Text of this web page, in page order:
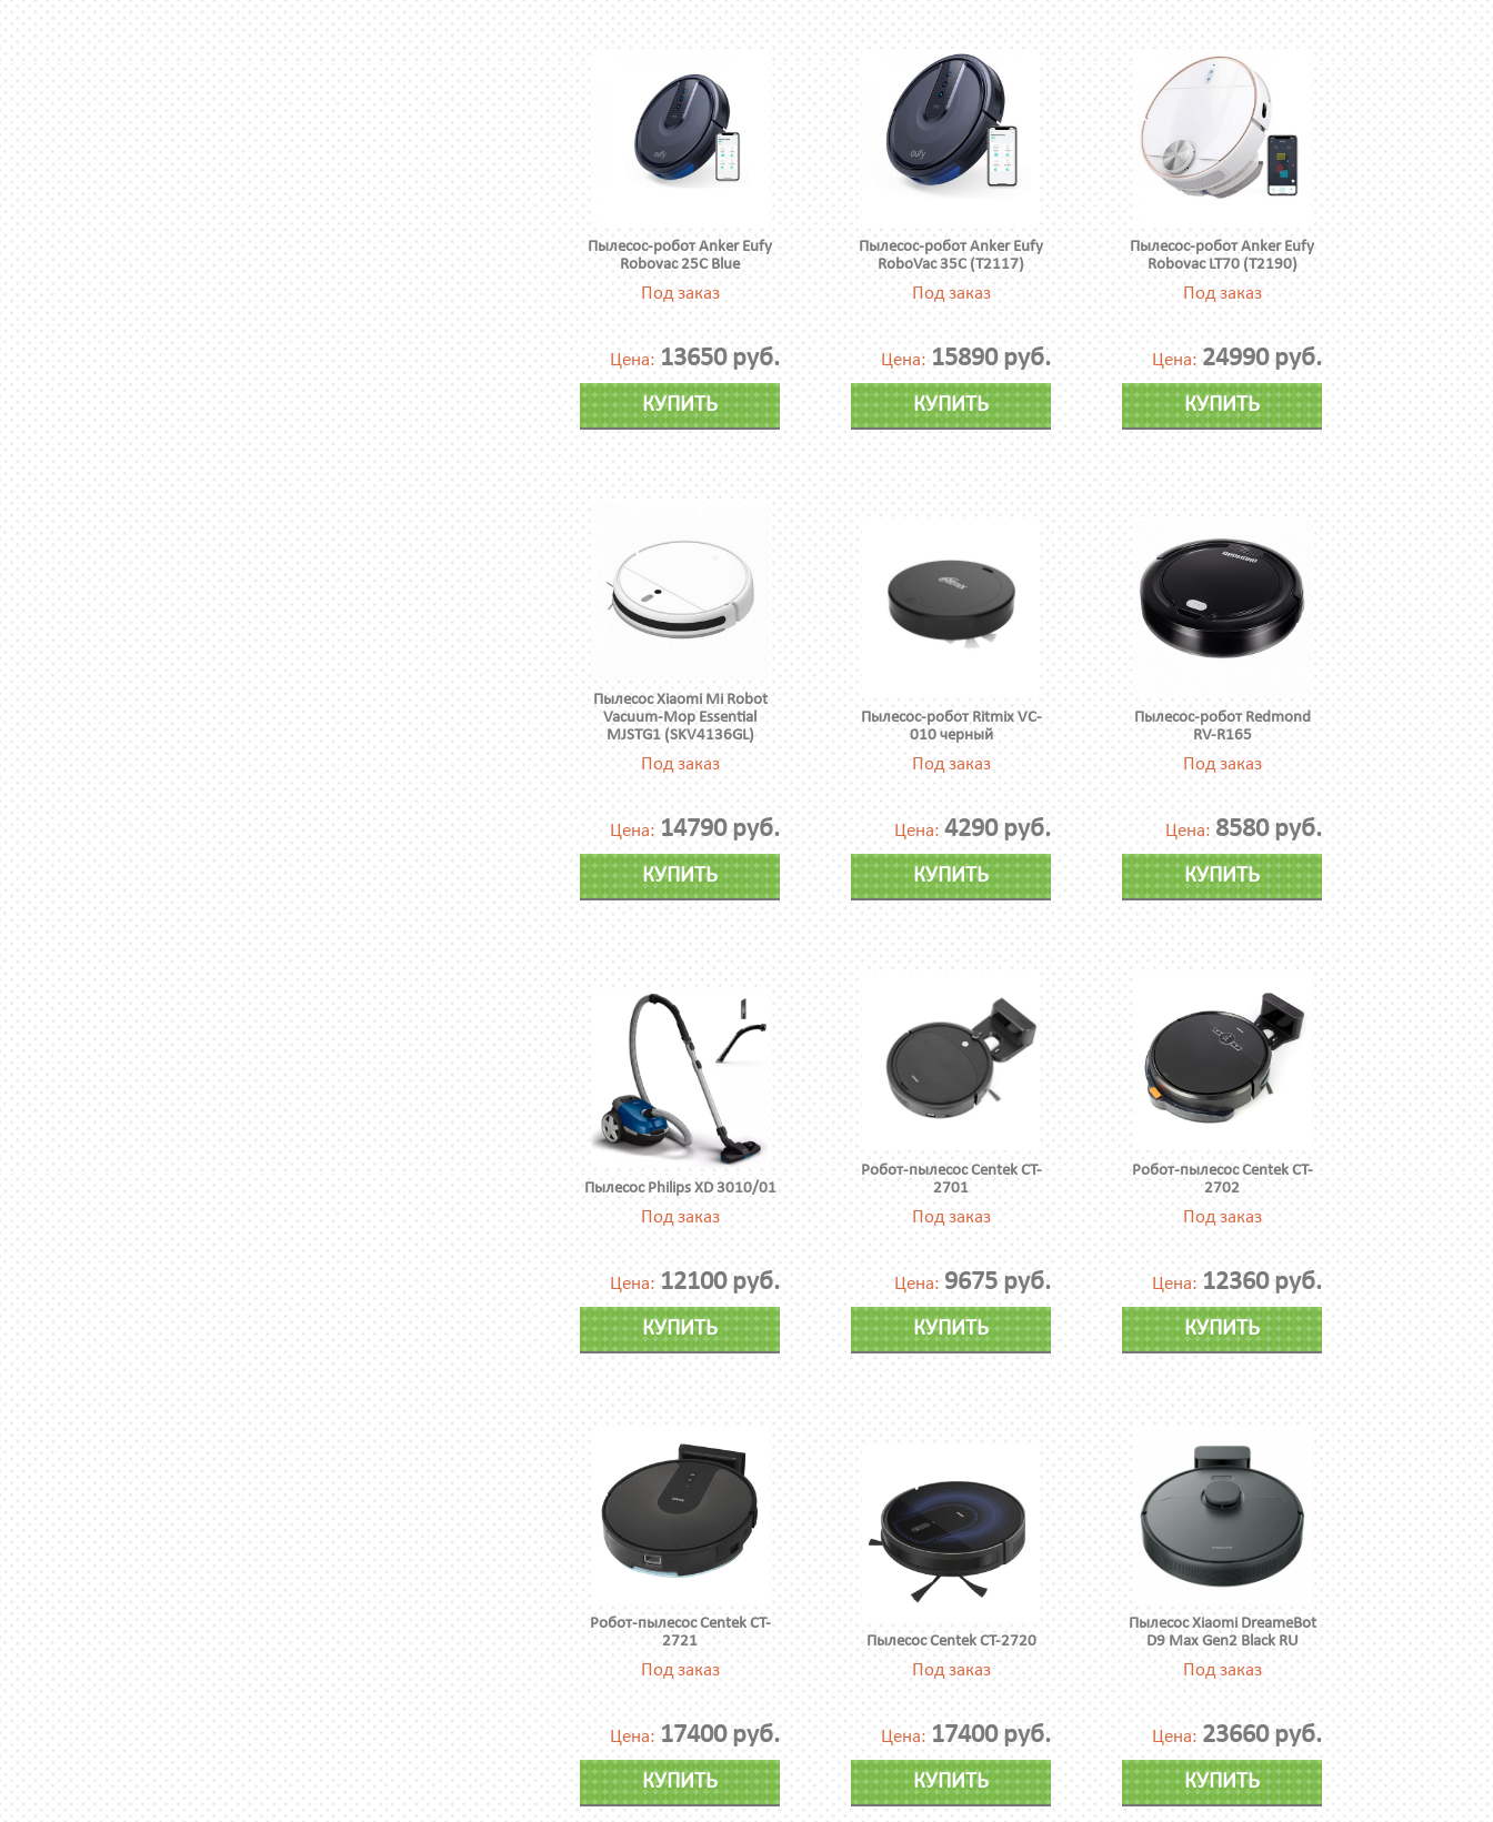
Пылесос-робот Anker Eufy
Robovac 25C Blue
Под заказ
Цена: 13650 руб.
КУПИТЬ
Пылесос-робот Anker Eufy
RoboVac 35C (T2117)
Под заказ
Цена: 15890 руб.
КУПИТЬ
Пылесос-робот Anker Eufy
Robovac LT70 (T2190)
Под заказ
Цена: 24990 руб.
КУПИТЬ
Пылесос Xiaomi Mi Robot
Vacuum-Mop Essential
MJSTG1 (SKV4136GL)
Под заказ
Цена: 14790 руб.
КУПИТЬ
Пылесос-робот Ritmix VC-
010 черный
Под заказ
Цена: 4290 руб.
КУПИТЬ
Пылесос-робот Redmond
RV-R165
Под заказ
Цена: 8580 руб.
КУПИТЬ
Пылесос Philips XD 3010/01
Под заказ
Цена: 12100 руб.
КУПИТЬ
Робот-пылесос Centek CT-
2701
Под заказ
Цена: 9675 руб.
КУПИТЬ
Робот-пылесос Centek CT-
2702
Под заказ
Цена: 12360 руб.
КУПИТЬ
Робот-пылесос Centek CT-
2721
Под заказ
Цена: 17400 руб.
КУПИТЬ
Пылесос Centek CT-2720
Под заказ
Цена: 17400 руб.
КУПИТЬ
Пылесос Xiaomi DreameBot
D9 Max Gen2 Black RU
Под заказ
Цена: 23660 руб.
КУПИТЬ